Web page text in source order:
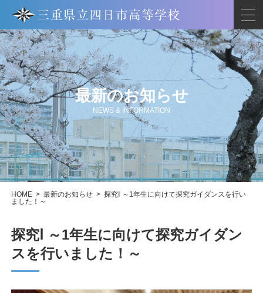
最新のお知らせ
NEWS & INFORMATION
HOME > 最新のお知らせ > 探究Ⅰ ～1年生に向けて探究ガイダンスを行い
ました！～
探究Ⅰ ～1年生に向けて探究ガイダン
スを行いました！～